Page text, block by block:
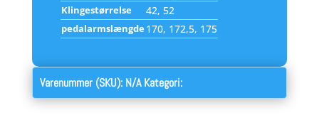
Klingestørrelse 42, 52
pedalarmslængde170, 172,5, 175
Varenummer (SKU): N/A Kategori: